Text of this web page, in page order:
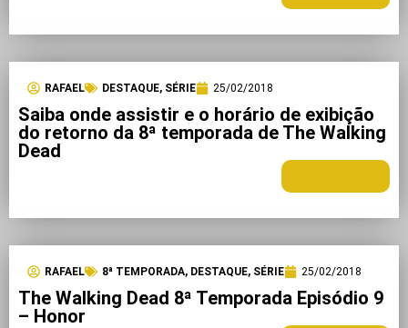
RAFAEL DESTAQUE, SÉRIE 25/02/2018
Saiba onde assistir e o horário de exibição
do retorno da 8ª temporada de The Walking
Dead
RAFAEL 8ª TEMPORADA, DESTAQUE, SÉRIE 25/02/2018
The Walking Dead 8ª Temporada Episódio 9
– Honor